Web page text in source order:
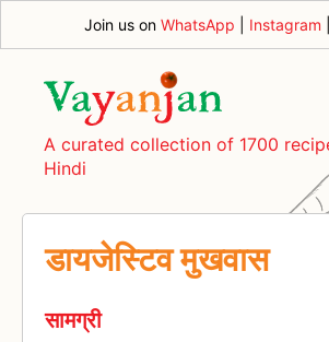
Join us on WhatsApp Instagram
A curated collection of 1700
Hindi
डायजेस्टिव मुखवास
सामग्री